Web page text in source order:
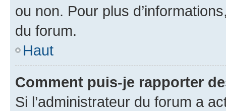
ou non. Pour plus
du forum.
Haut
Comment puis-je rapporter
Si l’administrateur du forum a